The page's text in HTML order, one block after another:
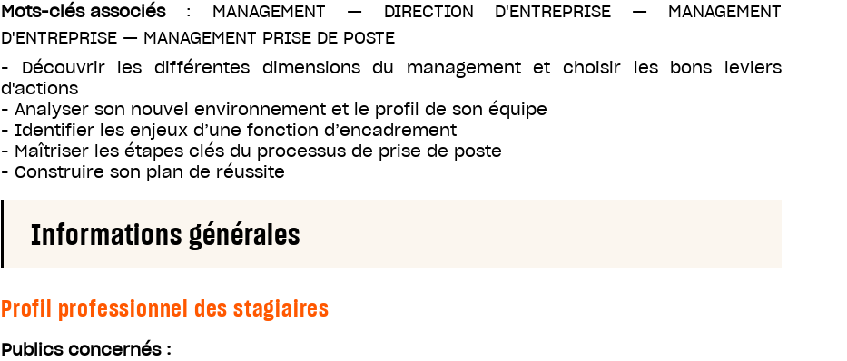
Mots-clés associés: MANAGEMENT — DIRECTION D'ENTREPRISE— MANAGEMENT
D'ENTREPRISE — MANAGEMENT PRISE DE POSTE
- Découvrir les différentes dimensions du management et choisir les bons leviers
d'actions
- Analyser son nouvel environnement et le profil de son équipe
- Identifier les enjeux d’une fonction d’encadrement
- Maîtriser les étapes clés du processus de prise de poste
- Construire son plan de réussite
Informations générales
Profil professionnel des stagiaires
Publics concernés :